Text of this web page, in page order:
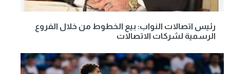
رئيس اتصالات النواب: بيع الخطوط من خلال الفروع
الرسمية لشركات الاتصالات